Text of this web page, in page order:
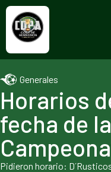
Generales
Horarios
fecha de
Pidieron horario: